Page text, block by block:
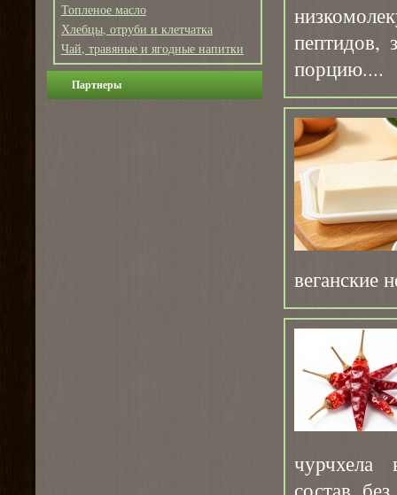
Топленое масло
Хлебцы, отруби и клетчатка
Чай, травяные и ягодные напитки
Партнеры
пептидов,
порцию....
веганские
чурчхела
состав